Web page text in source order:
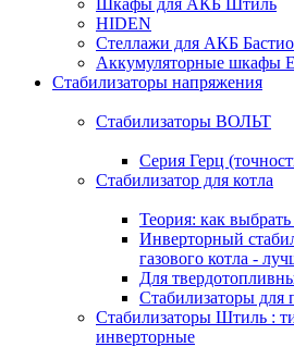
Шкафы для АКБ Штиль
HIDEN
Стеллажи для АКБ
Аккумуляторные шкафы
Стабилизаторы напряжения
Стабилизаторы ВОЛЬТ
Серия Герц
Стабилизатор для котла
Теория: как
Инверторный
газового котла -
Для
Стабилизаторы для
Стабилизаторы Штиль :
инверторные